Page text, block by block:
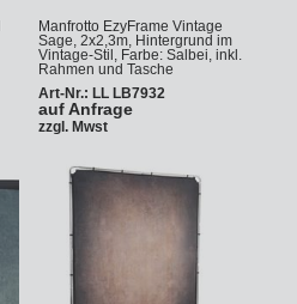
Manfrotto EzyFrame Vintage
Sage, 2x2,3m, Hintergrund im
Vintage-Stil, Farbe: Salbei, inkl.
Rahmen und Tasche
Art-Nr.: LL LB7932
auf Anfrage
zzgl. Mwst